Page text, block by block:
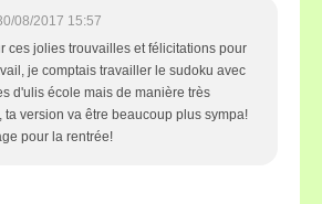
08/2017 15:57
ces jolies trouvailles et félicitations pour
je comptais travailler le sudoku avec
d'ulis école mais de manière très
ta version va être beaucoup plus sympa!
pour la rentrée!